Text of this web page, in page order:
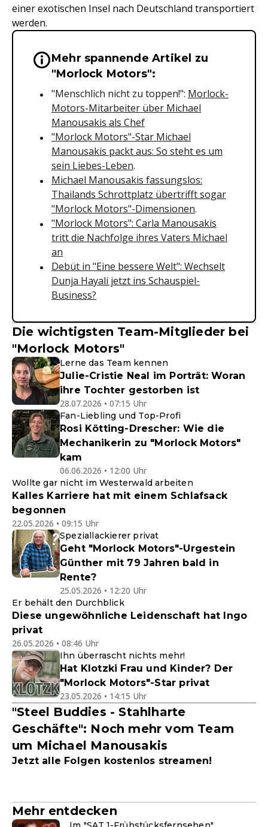
einer exotischen Insel nach Deutschland transportiert
werden.
Wichtige Hinweise &
Mehr spannende Artikel zu
"Morlock Motors":
"Menschlich nicht zu toppen!": Morlock-
Motors-Mitarbeiter über Michael
Manousakis als Chef
"Morlock Motors"-Star Michael
Manousakis packt aus: So steht es um
sein Liebes-Leben.
Michael Manousakis fassungslos:
Thailands Schrottplatz übertrifft sogar
"Morlock Motors"-Dimensionen.
"Morlock Motors": Carla Manousakis
tritt die Nachfolge ihres Vaters Michael
an
Debüt in "Eine bessere Welt": Wechselt
Dunja Hayali jetzt ins Schauspiel-
Business?
Die wichtigsten Team-Mitglieder bei
"Morlock Motors"
Lerne das Team kennen
Julie-Cristie Neal im Porträt: Woran
ihre Tochter gestorben ist
28.07.2026 • 07:15 Uhr
Fan-Liebling und Top-Profi
Rosi Kötting-Drescher: Wie die
Mechanikerin zu "Morlock Motors"
kam
06.06.2026 • 12:00 Uhr
Wollte gar nicht im Westerwald arbeiten
Kalles Karriere hat mit einem Schlafsack
begonnen
22.05.2026 • 09:15 Uhr
Speziallackierer privat
Geht "Morlock Motors"-Urgestein
Günther mit 79 Jahren bald in
Rente?
25.05.2026 • 12:20 Uhr
Er behält den Durchblick
Diese ungewöhnliche Leidenschaft hat Ingo
privat
26.05.2026 • 08:46 Uhr
Ihn überrascht nichts mehr!
Hat Klotzki Frau und Kinder? Der
"Morlock Motors"-Star privat
23.05.2026 • 14:15 Uhr
"Steel Buddies - Stahlharte
Geschäfte": Noch mehr vom Team
um Michael Manousakis
Jetzt alle Folgen kostenlos streamen!
Mehr entdecken